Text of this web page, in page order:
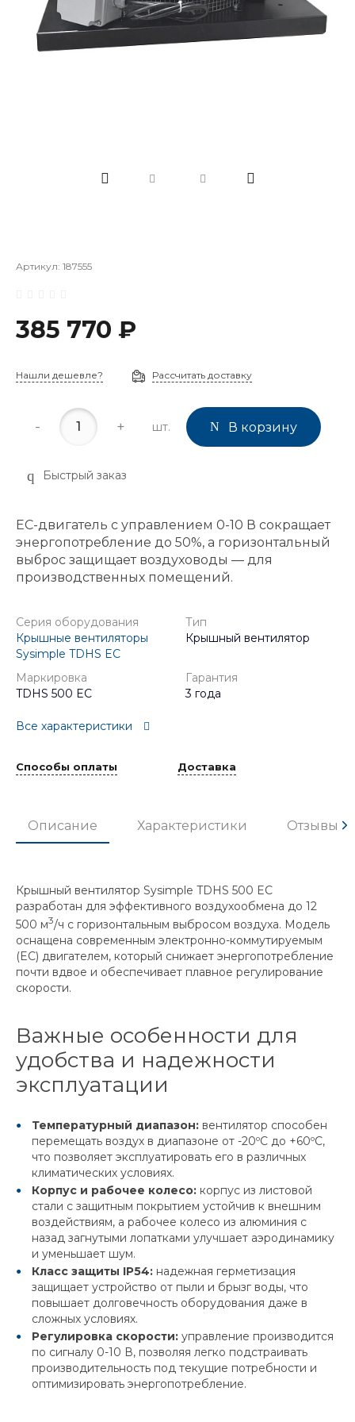
Артикул: 187555
385 770 ₽
Нашли дешевле? Рассчитать доставку
- + шт. В корзину
Быстрый заказ
EC-двигатель с управлением 0-10 В сокращает
энергопотребление до 50%, а горизонтальный
выброс защищает воздуховоды — для
производственных помещений.
Серия оборудования
Крышные вентиляторы
Sysimple TDHS EC
Тип
Крышный вентилятор
Маркировка
TDHS 500 EC
Гарантия
3 года
Все характеристики
Способы оплаты Доставка
Описание Характеристики Отзывы
Крышный вентилятор Sysimple TDHS 500 EC
разработан для эффективного воздухообмена до 12
500 м3/ч с горизонтальным выбросом воздуха. Модель
оснащена современным электронно-коммутируемым
(EC) двигателем, который снижает энергопотребление
почти вдвое и обеспечивает плавное регулирование
скорости.
Важные особенности для
удобства и надежности
эксплуатации
Температурный диапазон: вентилятор способен
перемещать воздух в диапазоне от -20ºC до +60ºC,
что позволяет эксплуатировать его в различных
климатических условиях.
Корпус и рабочее колесо: корпус из листовой
стали с защитным покрытием устойчив к внешним
воздействиям, а рабочее колесо из алюминия с
назад загнутыми лопатками улучшает аэродинамику
и уменьшает шум.
Класс защиты IP54: надежная герметизация
защищает устройство от пыли и брызг воды, что
повышает долговечность оборудования даже в
сложных условиях.
Регулировка скорости: управление производится
по сигналу 0-10 В, позволяя легко подстраивать
производительность под текущие потребности и
оптимизировать энергопотребление.